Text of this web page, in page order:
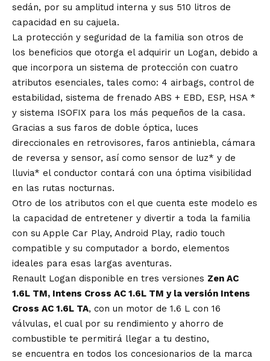
sedán, por su amplitud interna y sus 510 litros de
capacidad en su cajuela.
La protección y seguridad de la familia son otros de
los beneficios que otorga el adquirir un Logan, debido a
que incorpora un sistema de protección con cuatro
atributos esenciales, tales como: 4 airbags, control de
estabilidad, sistema de frenado ABS + EBD, ESP, HSA *
y sistema ISOFIX para los más pequeños de la casa.
Gracias a sus faros de doble óptica, luces
direccionales en retrovisores, faros antiniebla, cámara
de reversa y sensor, así como sensor de luz* y de
lluvia* el conductor contará con una óptima visibilidad
en las rutas nocturnas.
Otro de los atributos con el que cuenta este modelo es
la capacidad de entretener y divertir a toda la familia
con su Apple Car Play, Android Play, radio touch
compatible y su computador a bordo, elementos
ideales para esas largas aventuras.
Renault Logan disponible en tres versiones Zen AC
1.6L TM, Intens Cross AC 1.6L TM y la versión Intens
Cross AC 1.6L TA, con un motor de 1.6 L con 16
válvulas, el cual por su rendimiento y ahorro de
combustible te permitirá llegar a tu destino,
se encuentra en todos los concesionarios de la marca